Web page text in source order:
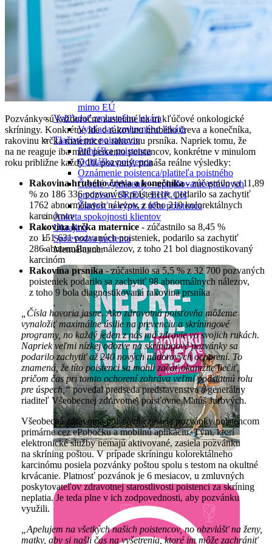
Európsky preukaz zdravotného poistenia
Plánovaná liečba v cudzine
Prenosný dokument DA1 - pracovné úrazy
Prenosný dokument S3
Plánovaná zdravotná starostlivosť u verejného
poskytovateľa ČŠ EÚ a štátov EHP so súhlasom
Plánovaná zdravotná starostlivosť – cezhraničná
so súhlasom v inom ČŠ EÚ
Plánovaná zdravotná starostlivosť so súhlasom
mimo EÚ
Vyhľadať zmluvného lekára
Vyhľadať zmluvného lekára
Tlačivá pre poistencov
Prihláška poistenca
Odhláška poistenca
Oznámenie poistenca/platiteľa poistného
Čestné vyhlásenie – uplatňovanie právnych
predpisov SR/EÚ, EHP, CH
Žiadosť o výpis z účtu poistenca
Anketa spokojnosti klientov
Ukrajina
Sprievodca pacienta
MenuBanner
Pozvánky sú každoročne zasielané na tri kľúčové onkologické
skríningy. Konkrétne ide o rakovinu hrubého čreva a konečníka,
rakovinu krčka maternice a rakovinu prsníka. Napriek tomu, že
na ne reaguje iba malé percento poistencov, konkrétne v minulom
roku približne každý 10. pozvaný, prináša reálne výsledky:
Rakovina hrubého čreva a konečníka- zúčastnilo sa 11,89
% zo 186 336 pozvaných poistencov, podarilo sa zachytiť
1762 abnormálnych nálezov, z toho 210 kolorektálnych
karcinómov
Rakovina krčka maternice - zúčastnilo sa 8,45 %
zo 151 631 pozvaných poisteniek, podarilo sa zachytiť
286 abnormálnych nálezov, z toho 21 bol diagnostikovaný
karcinóm
Rakovina prsníka - zúčastnilo sa 5,5 % z 32 700 pozvaných
poisteniek podarilo sa zachytiť 98 abnormálnych nálezov,
z toho 9 bola diagnostikovaná rakovina prsníka
„Čísla hovoria jasne. Ako zdravotná poisťovňa môžeme
vynaložiť maximálne úsilie na prevenciu a skríningové
programy, no každý jeden z nás má zdravie vo svojich rukách.
Napriek veľmi nízkej odozve na skríningové pozvánky sa
podarilo zachytiť až 240 nových nádorových ochorení. To
znamená, že títo poistenci sa mohli začať okamžite liečiť,
pričom čas pri tomto ochorení zohráva veľmi podstatnú rolu
pre úspech,“povedal predseda predstavenstva a generálny
riaditeľ Všeobecnej zdravotnej poisťovne Matúš Jurových.
Všeobecná zdravotná poisťovňa zasiela pozvánky poistencom
primárne cez ePobočku a mobilnú aplikáciu. Tým, ktorí
elektronické služby nemajú aktivované, zasiela pozvánku
na skríning poštou. V prípade skríningu kolorektálneho
karcinómu posiela pozvánky poštou spolu s testom na okultné
krvácanie. Platnosť pozvánok je 6 mesiacov, u zmluvných
poskytovateľov zdravotnej starostlivosti poistenci za skríning
neplatia. Je teda plne v ich zodpovednosti, aby pozvánku
využili.
„Apelujem na všetkých našich poistencov, no obzvlášť na ženy,
matky, aby si našli čas na vyšetrenia, ktoré im môže zachrániť